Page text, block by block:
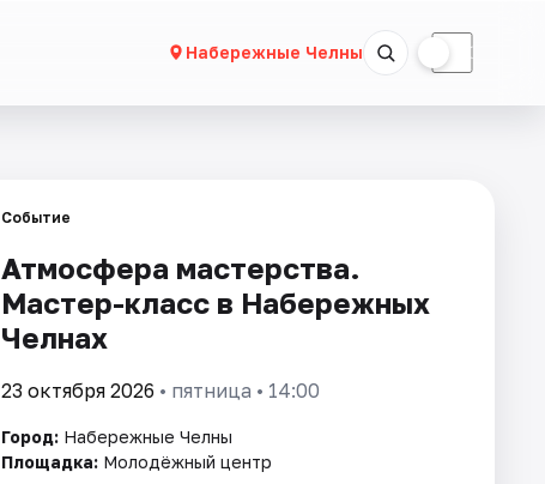
Набережные Челны ☾
Событие
Атмосфера мастерства.
Мастер-класс в Набережных
Челнах
23 октября 2026 • пятница • 14:00
Город: Набережные Челны
Площадка: Молодёжный центр